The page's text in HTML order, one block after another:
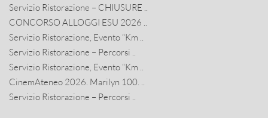
Servizio Ristorazione – CHIUSURE ..
CONCORSO ALLOGGI ESU 2026 ..
Servizio Ristorazione, Evento “Km ..
Servizio Ristorazione – Percorsi ..
Servizio Ristorazione, Evento “Km ..
CinemAteneo 2026. Marilyn 100. ..
Servizio Ristorazione – Percorsi ..